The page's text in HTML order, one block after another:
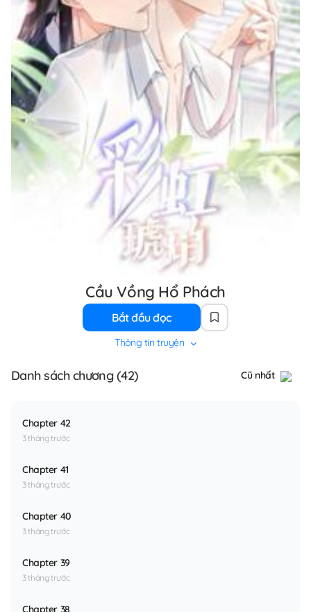
Cầu Vồng Hổ Phách
Bắt đầu đọc
Thông tin truyện
Danh sách chương (42) Cũ nhất
Chapter 42
3 tháng trước
Chapter 41
3 tháng trước
Chapter 40
3 tháng trước
Chapter 39
3 tháng trước
Chapter 38